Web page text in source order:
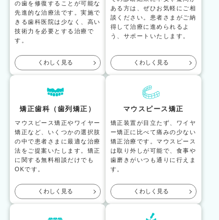
の歯を修復することが可能な
先進的な治療法です。実施で
きる歯科医院は少なく、高い
技術力を必要とする治療で
す。
くわしく見る
ある方は、ぜひお気軽にご相
談ください。患者さまがご納
得して治療に進められるよ
う、サポートいたします。
くわしく見る
矯正歯科（歯列矯正）
マウスピース矯正やワイヤー
矯正など、いくつかの選択肢
の中で患者さまに最適な治療
法をご提案いたします。矯正
に関する無料相談だけでも
OKです。
くわしく見る
マウスピース矯正
矯正装置が目立たず、ワイヤ
ー矯正に比べて痛みの少ない
矯正治療です。マウスピース
は取り外しが可能で、食事や
歯磨きがいつも通りに行えま
す。
くわしく見る